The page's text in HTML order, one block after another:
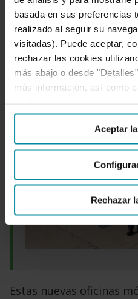
basada en sus preferencias
realizado al seguir su
visitadas). Puede aceptar,
rechazar las cookies
más abajo o desde
más información, así como
Aceptar
Rechazar
y posicionamiento
comunicaciones con
seguridad, incluso en
aisladas.
Estas nuevas oficinas